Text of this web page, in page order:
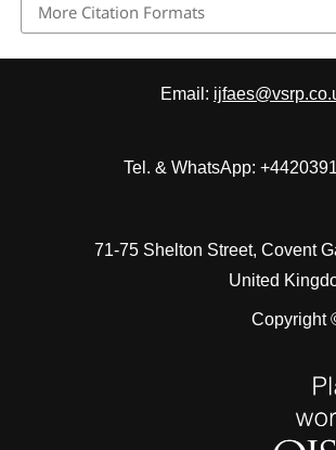
More Citation Formats
Email:
Tel. & WhatsApp:
71-75 Shelton Street, Covent
United
Copyright